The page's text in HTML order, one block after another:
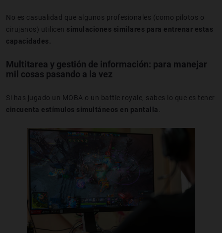
No es casualidad que algunos profesionales (como pilotos o
cirujanos) utilicen simulaciones similares para entrenar estas
capacidades.
Multitarea y gestión de información: para manejar
mil cosas pasando a la vez
Si has jugado un MOBA o un battle royale, sabes lo que es tener
cincuenta estímulos simultáneos en pantalla